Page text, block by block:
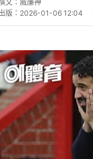
文： 威廉神
版： 2026-01-06 12:04